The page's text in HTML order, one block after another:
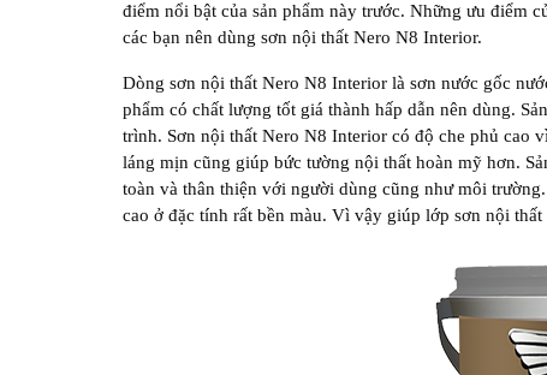
điểm nổi bật của sản phẩm này trước. Những ưu điểm
các bạn nên dùng sơn nội thất Nero N8 Interior.
Dòng sơn nội thất Nero N8 Interior là sơn nước gốc
phẩm có chất lượng tốt giá thành hấp dẫn nên dùng.
trình. Sơn nội thất Nero N8 Interior có độ che phủ cao
láng mịn cũng giúp bức tường nội thất hoàn mỹ hơn.
toàn và thân thiện với người dùng cũng như môi
cao ở đặc tính rất bền màu. Vì vậy giúp lớp sơn nội